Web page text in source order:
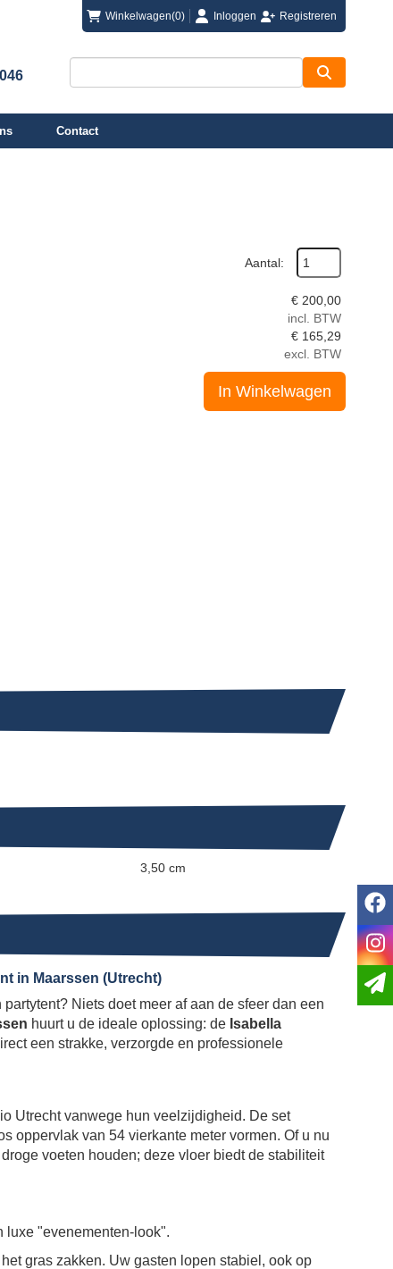
Winkelwagen(0) loginInloggen
registreren Registreren
Contact
Aantal:
€ 200,00
incl. BTW
€ 165,29
excl. BTW
In Winkelwagen
3,50 cm
in Maarssen (Utrecht)
Niets doet meer af aan de sfeer dan een
huurt u de ideale oplossing: de Isabella
een strakke, verzorgde en professionele
Utrecht vanwege hun veelzijdigheid. De set
oppervlak van 54 vierkante meter vormen. Of u nu
voeten houden; deze vloer biedt de stabiliteit
luxe "evenementen-look".
gras zakken. Uw gasten lopen stabiel, ook op